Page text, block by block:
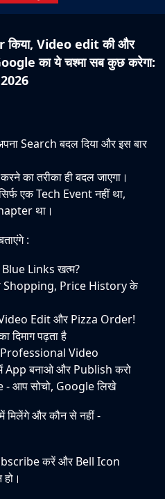
किया, Video edit की और
का ये चश्मा सब कुछ करेगा:
Search बदल दिया और इस बार
का तरीका ही बदल जाएगा।
एक Tech Event नहीं था,
था।
:
Links खत्म?
Shopping, Price History के
Edit और Pizza Order!
पढ़ता है
Professional Video
App बनाओ और Publish करो
- आप सोचो, Google लिखे
और कौन से नहीं -
करें और Bell Icon